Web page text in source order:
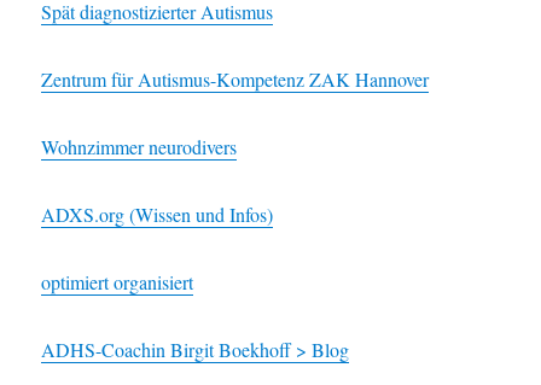
Spät diagnostizierter Autismus
Zentrum für Autismus-Kompetenz ZAK Hannover
Wohnzimmer neurodivers
ADXS.org (Wissen und Infos)
optimiert organisiert
ADHS-Coachin Birgit Boekhoff > Blog